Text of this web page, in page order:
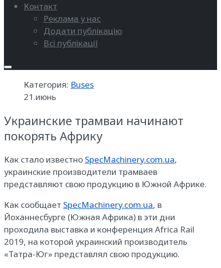
Контакт
Реклама у нас
Додати публікацію
Всі публікації
Категория: Buses
21.июнь
Украинские трамваи начинают
покорять Африку
Как стало известно SpecMachinery.com.ua,
украинские производители трамваев
представляют свою продукцию в Южной Африке.
Как сообщает SpecMachinery.com.ua, в
Йоханнесбурге (Южная Африка) в эти дни
проходила выставка и конференция Africa Rail
2019, на которой украинский производитель
«Татра-Юг» представлял свою продукцию.